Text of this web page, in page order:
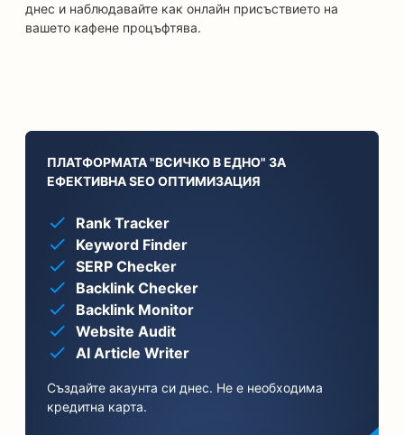
днес и наблюдавайте как онлайн присъствието на
вашето кафене процъфтява.
ПЛАТФОРМАТА "ВСИЧКО В ЕДНО" ЗА
ЕФЕКТИВНА SEO ОПТИМИЗАЦИЯ
Rank Tracker
Keyword Finder
SERP Checker
Backlink Checker
Backlink Monitor
Website Audit
AI Article Writer
Създайте акаунта си днес. Не е необходима
кредитна карта.